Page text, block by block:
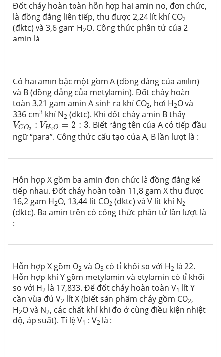
Đốt cháy hoàn toàn hỗn hợp hai amin no, đơn chức,
là đồng đẳng liên tiếp, thu được 2,24 lít khí CO2
(đktc) và 3,6 gam H2O. Công thức phân tử của 2
amin là
Có hai amin bậc một gồm A (đồng đẳng của anilin)
và B (đồng đẳng của metylamin). Đốt cháy hoàn
toàn 3,21 gam amin A sinh ra khí CO2, hơi H2O và
336 cm3 khí N2 (đktc). Khi đốt cháy amin B thấy
VCO2 : VH2O = 2 : 3
VCO2:VH2 O=2:3 . Biết rằng tên của A có tiếp đầu
ngữ “para”. Công thức cấu tạo của A, B lần lượt là :
Hỗn hợp X gồm ba amin đơn chức là đồng đẳng kế
tiếp nhau. Đốt cháy hoàn toàn 11,8 gam X thu được
16,2 gam H2O, 13,44 lít CO2 (đktc) và V lít khí N2
(đktc). Ba amin trên có công thức phân tử lần lượt là
:
Hỗn hợp X gồm O2 và O3 có tỉ khối so với H2 là 22.
Hỗn hợp khí Y gồm metylamin và etylamin có tỉ khối
so với H2 là 17,833. Để đốt cháy hoàn toàn V1 lít Y
cần vừa đủ V2 lít X (biết sản phẩm cháy gồm CO2,
H2O và N2, các chất khí khi đo ở cùng điều kiện nhiệt
độ, áp suất). Tỉ lệ V1 : V2 là :